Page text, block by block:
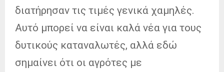
διατήρησαν τις τιμές γενικά χαμηλές.
Αυτό μπορεί να είναι καλά νέα για τους
δυτικούς καταναλωτές, αλλά εδώ
σημαίνει ότι οι αγρότες με